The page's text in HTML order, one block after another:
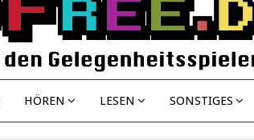
HÖREN LESEN SONSTIGES